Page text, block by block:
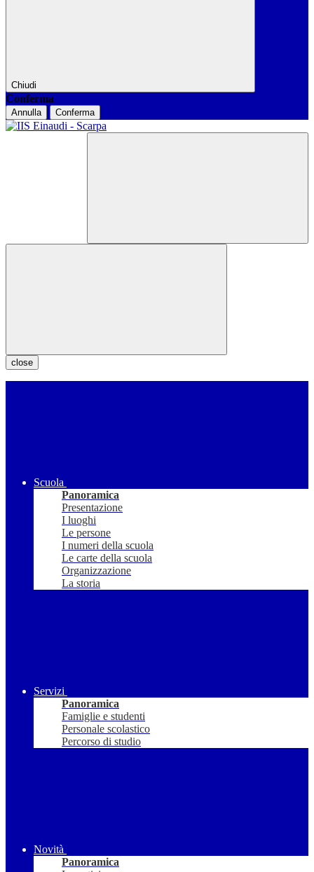
Chiudi
Conferma
Annulla Conferma
close
Scuola
Panoramica
Presentazione
I luoghi
Le persone
I numeri della scuola
Le carte della scuola
Organizzazione
La storia
Servizi
Panoramica
Famiglie e studenti
Personale scolastico
Percorso di studio
Novità
Panoramica